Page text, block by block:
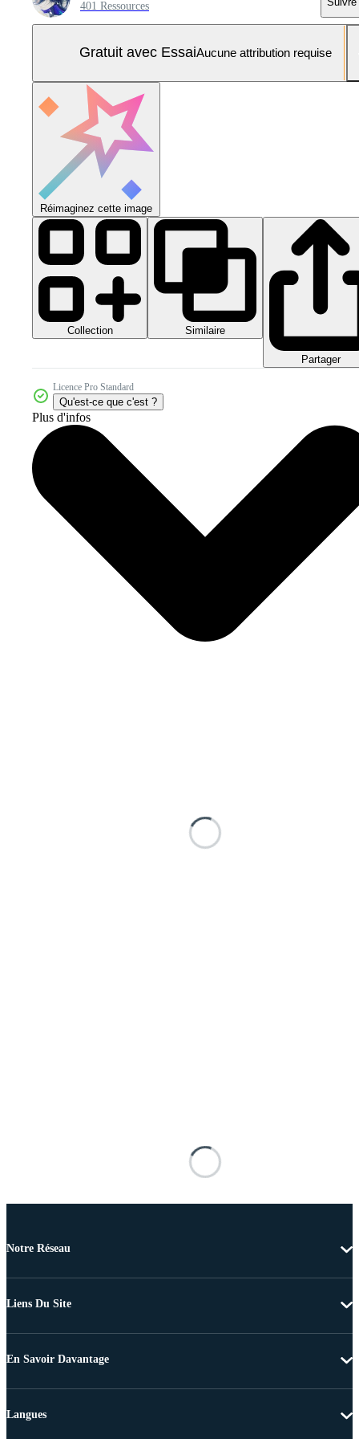
401 Ressources
Gratuit avec EssaiAucune attribution requise
Réimaginez cette image
Collection Similaire
Partager
Licence Pro Standard
Qu'est-ce que c'est ?
Plus d'infos
Notre Réseau
Liens Du Site
En Savoir Davantage
Langues